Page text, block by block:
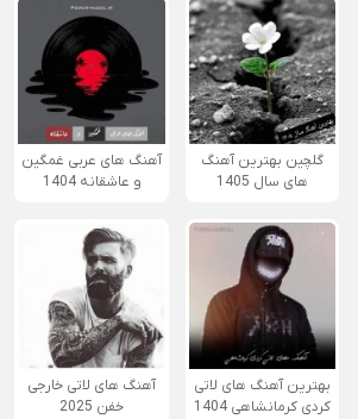
گلچین بهترین آهنگ
های سال 1405
آهنگ های عربی غمگین
و عاشقانه 1404
بهترین آهنگ های لاتی
کردی کرمانشاهی 1404
آهنگ های لاتی خارجی
خفن 2025